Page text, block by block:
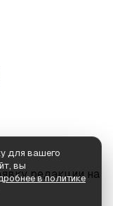
редакции на
для вашего
вы
в политике